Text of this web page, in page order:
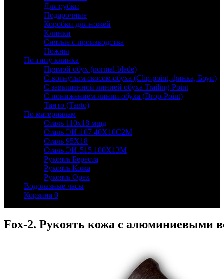
Для рубки
Подарочные
Коробки для ножей
Клинки
Снятые с производства
Ножны
По типу клинка
Прямой обух (normal-blade)
С вогнутым скосом обуха (Clip-point, финка, Боуи)
С завышенной линией обуха Trailing-Point
С понижением линии обуха (Drop-Point)
Танто (Tanto)
По материалам
Сталь 110х18 мшд
Сталь ЭИ-107 40Х10С2М
Сталь 95Х18
Сталь ЭИ-515 100Х13М
Рукоять Береста
Рукоять Кожа
Рукоять Орех
Водолазные часы
Корзина 0
Fox-2. Рукоять кожа с алюминиевыми